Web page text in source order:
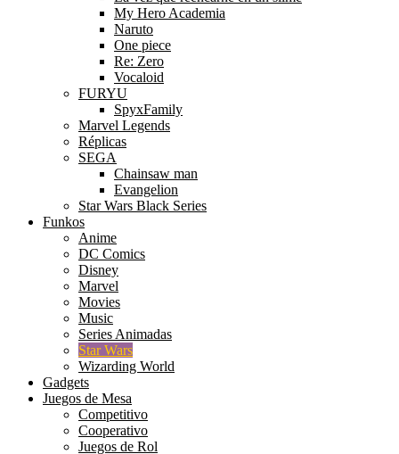
My Hero Academia
Naruto
One piece
Re: Zero
Vocaloid
FURYU
SpyxFamily
Marvel Legends
Réplicas
SEGA
Chainsaw man
Evangelion
Star Wars Black Series
Funkos
Anime
DC Comics
Disney
Marvel
Movies
Music
Series Animadas
Star Wars
Wizarding World
Gadgets
Juegos de Mesa
Competitivo
Cooperativo
Juegos de Rol